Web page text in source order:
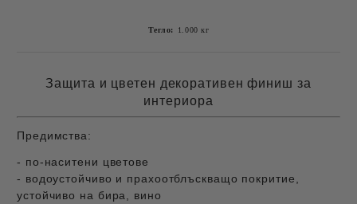
Тегло: 1.000 кг
Защита и цветен декоративен финиш за
интериора
Предимства:
- по-наситени цветове
- водоустойчиво и прахоотблъскващо покритие,
устойчиво на бира, вино